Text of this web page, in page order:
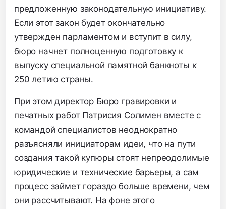
предложенную законодательную инициативу.
Если этот закон будет окончательно
утвержден парламентом и вступит в силу,
бюро начнет полноценную подготовку к
выпуску специальной памятной банкноты к
250 летию страны.
При этом директор Бюро гравировки и
печатных работ Патрисия Солимен вместе с
командой специалистов неоднократно
разъясняли инициаторам идеи, что на пути
создания такой купюры стоят непреодолимые
юридические и технические барьеры, а сам
процесс займет гораздо больше времени, чем
они рассчитывают. На фоне этого